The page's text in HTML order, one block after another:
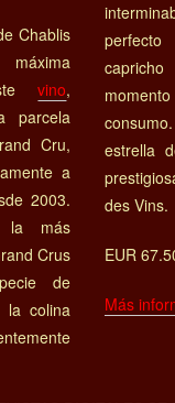
Chablis
vino,
parcela
Cru,
a
2003.
la más
Crus
de
la colina
estrella
des Vins.
EUR
Más